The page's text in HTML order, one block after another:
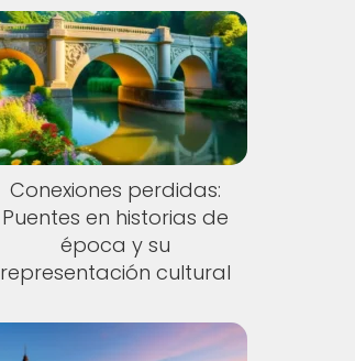
Conexiones perdidas:
Puentes en historias de
época y su
representación cultural